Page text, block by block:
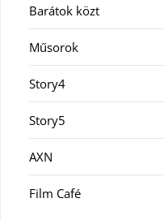
Barátok közt
Műsorok
Story4
Story5
AXN
Film Café